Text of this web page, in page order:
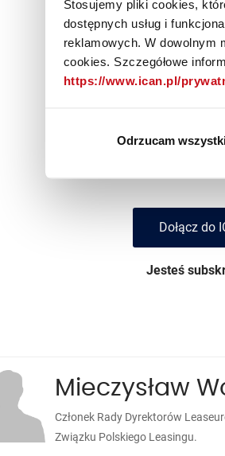
Stosujemy pliki cookies,
dostępnych usług i
reklamowych. W dowolnym
cookies. Szczegółowe
https://www.ican.pl/
Odrzucam
Materiał
Dołącz do
Jesteś
Mieczysław
Członek Rady Dyrektorów
Związku Polskiego Leasingu.